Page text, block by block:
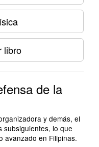
libro
de la
y demás, el
subsiguientes, lo que
avanzado en Filipinas.